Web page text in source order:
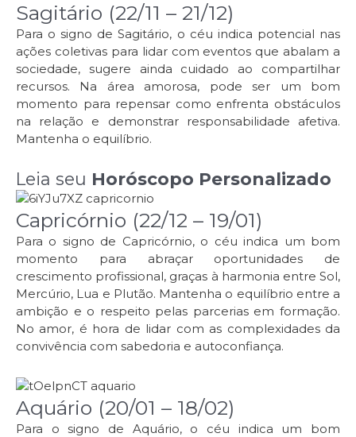
Sagitário (22/11 – 21/12)
Para o signo de Sagitário, o céu indica potencial nas
ações coletivas para lidar com eventos que abalam a
sociedade, sugere ainda cuidado ao compartilhar
recursos. Na área amorosa, pode ser um bom
momento para repensar como enfrenta obstáculos
na relação e demonstrar responsabilidade afetiva.
Mantenha o equilíbrio.
Leia seu Horóscopo Personalizado
Capricórnio (22/12 – 19/01)
Para o signo de Capricórnio, o céu indica um bom
momento para abraçar oportunidades de
crescimento profissional, graças à harmonia entre Sol,
Mercúrio, Lua e Plutão. Mantenha o equilíbrio entre a
ambição e o respeito pelas parcerias em formação.
No amor, é hora de lidar com as complexidades da
convivência com sabedoria e autoconfiança.
Aquário (20/01 – 18/02)
Para o signo de Aquário, o céu indica um bom